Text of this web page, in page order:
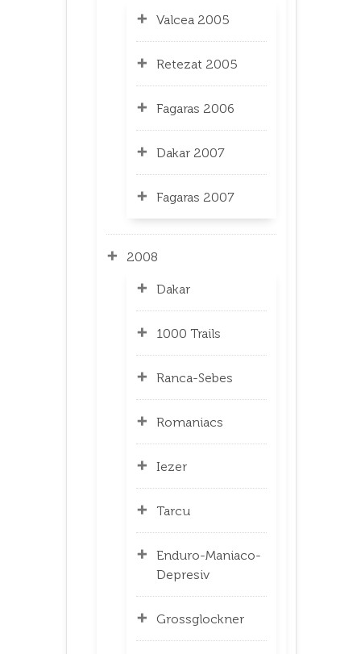
Valcea 2005
Retezat 2005
Fagaras 2006
Dakar 2007
Fagaras 2007
2008
Dakar
1000 Trails
Ranca-Sebes
Romaniacs
Iezer
Tarcu
Enduro-Maniaco-
Depresiv
Grossglockner